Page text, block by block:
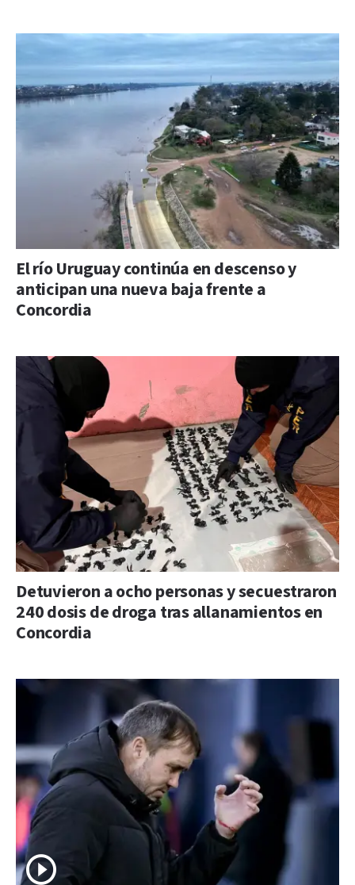
El río Uruguay continúa en descenso y
anticipan una nueva baja frente a
Concordia
Detuvieron a ocho personas y secuestraron
240 dosis de droga tras allanamientos en
Concordia